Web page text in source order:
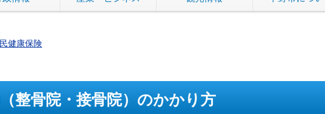
健康保険
整骨院・接骨院）のかかり方